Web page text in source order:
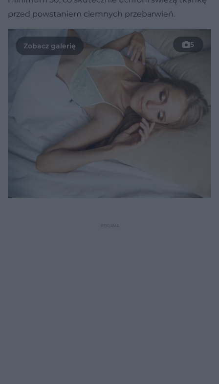
przed powstaniem ciemnych przebarwień.
5